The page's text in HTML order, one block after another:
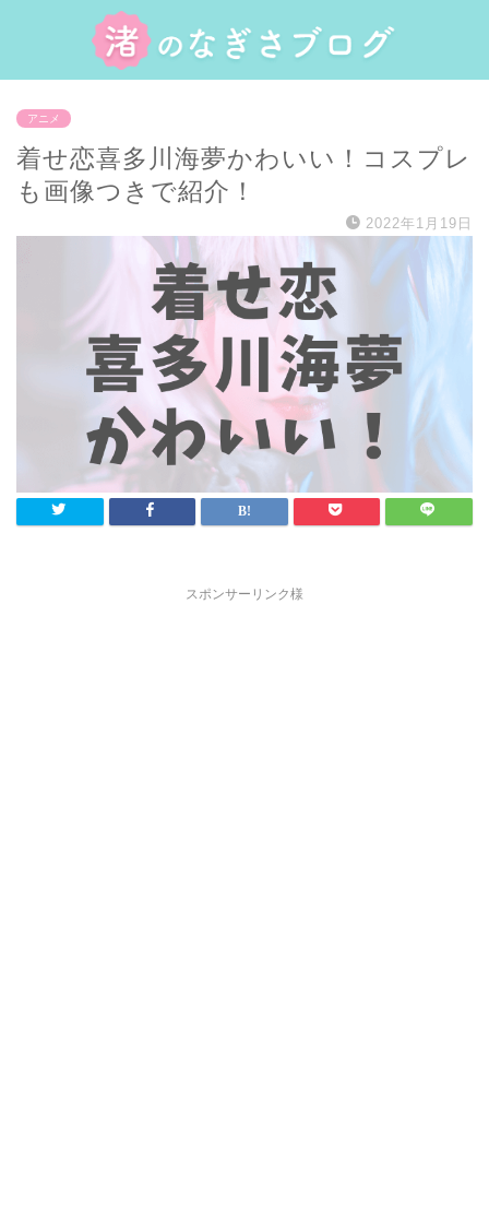
アニメ
着せ恋喜多川海夢かわいい！コスプレ
も画像つきで紹介！
2022年1月19日
スポンサーリンク様